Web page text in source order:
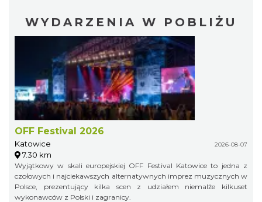
WYDARZENIA W POBLIŻU
OFF Festival 2026
Katowice 2026-08-07
7.30 km
Wyjątkowy w skali europejskiej OFF Festival Katowice to jedna z
czołowych i najciekawszych alternatywnych imprez muzycznych w
Polsce, prezentujący kilka scen z udziałem niemalże kilkuset
wykonawców z Polski i zagranicy.